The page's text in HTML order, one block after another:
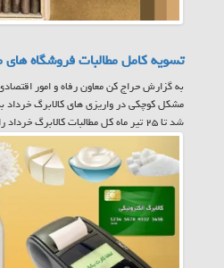
تسویه کامل مطالبات فروشگاه
به گزارش حراج کن معاون رفاه و امور
مشکل کوچکی در واریزی های کالابرگ خرداد
شد تا ۲۵ تیر ماه کل مطالبات کالابرگ خرداد را تسویه کند.